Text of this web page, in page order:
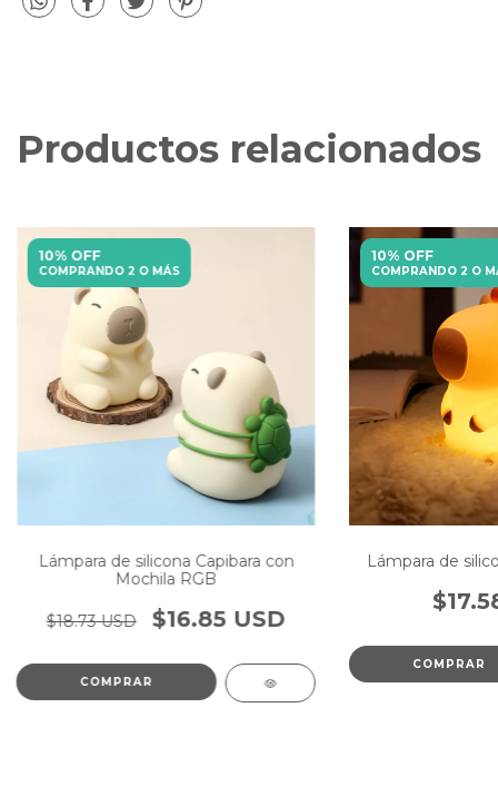
Productos relacionados
10% OFF
COMPRANDO 2 O MÁS
Lámpara de silicona Capibara con
Mochila RGB
$18.73 USD $16.85 USD
10% OFF
COMPRANDO 2 O
Lámpara de